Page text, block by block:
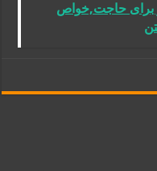
برای حاجت,خواص